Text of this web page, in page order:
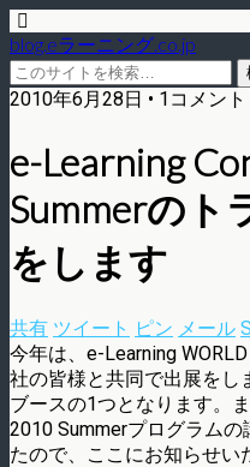
blog.eラーニング.co.jp
2010年6月28日 • 1コメント
e-Learning
Summerのト
をします
共有 ツイート ピン メール
今年は、e-Learning
社の皆様と共同で出展をし
ブースの1つとなります。
2010 Summerプログラム
たので、ここにお知らせい